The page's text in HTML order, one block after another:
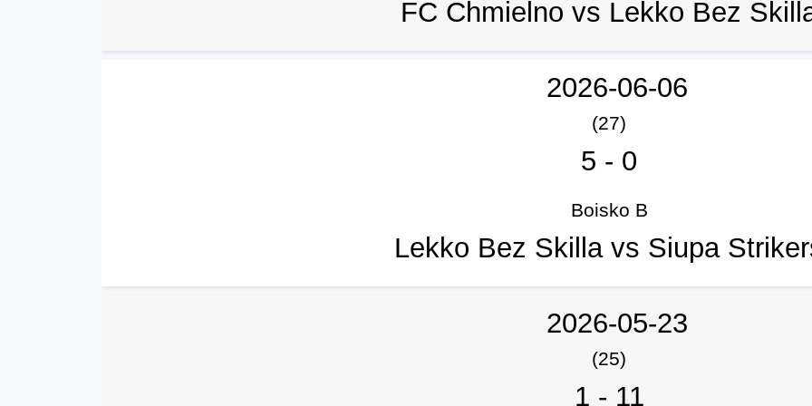
FC Chmielno vs Lekko Bez
2026-06-06
(27)
5 - 0
Boisko B
Lekko Bez Skilla vs Siupa
2026-05-23
(25)
1 - 11